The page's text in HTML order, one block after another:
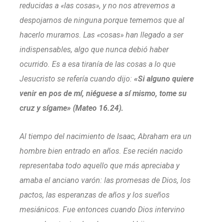
reducidas a «las cosas», y no nos atrevemos a
despojarnos de ninguna porque tememos que al
hacerlo muramos. Las «cosas» han llegado a ser
indispensables, algo que nunca debió haber
ocurrido. Es a esa tiranía de las cosas a lo que
Jesucristo se refería cuando dijo: «Si alguno quiere
venir en pos de mí, niéguese a sí mismo, tome su
cruz y sígame» (Mateo 16.24).
Al tiempo del nacimiento de Isaac, Abraham era un
hombre bien entrado en años. Ese recién nacido
representaba todo aquello que más apreciaba y
amaba el anciano varón: las promesas de Dios, los
pactos, las esperanzas de años y los sueños
mesiánicos. Fue entonces cuando Dios intervino